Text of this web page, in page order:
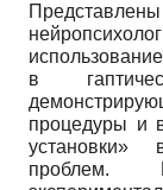
в
процедуры и
установки»
проблем.